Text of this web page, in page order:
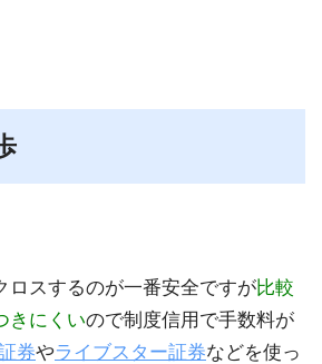
ロスするのが一番安全ですが比較
きにくいので制度信用で手数料が
券やライブスター証券などを使っ